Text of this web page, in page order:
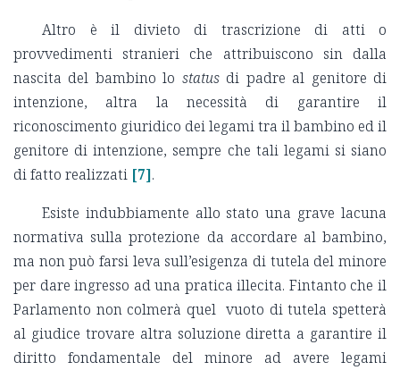
Altro è il divieto di trascrizione di atti o
provvedimenti stranieri che attribuiscono sin dalla
nascita del bambino lo statusdi padre al genitore di
intenzione, altra la necessità di garantire il
riconoscimento giuridico dei legami tra il bambino ed il
genitore di intenzione, sempre che tali legami si siano
di fatto realizzati [7].
Esiste indubbiamente allo stato una grave lacuna
normativa sulla protezione da accordare al bambino,
ma non può farsi leva sull’esigenza di tutela del minore
per dare ingresso ad una pratica illecita. Fintanto che il
Parlamento non colmerà quel vuoto di tutela spetterà
al giudice trovare altra soluzione diretta a garantire il
diritto fondamentale del minore ad avere legami